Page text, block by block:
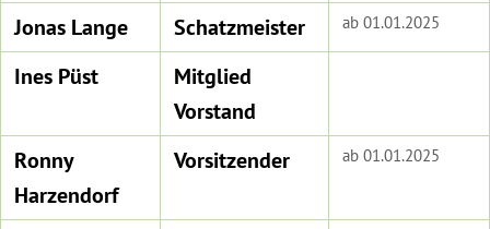
Jonas Lange
Schatzmeister ab 01.01.2025
Ines Püst
Mitglied
Vorstand
Ronny
Harzendorf
Vorsitzender ab 01.01.2025